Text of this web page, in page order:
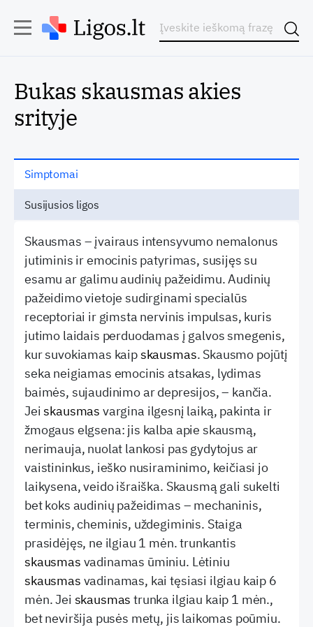
Bukas skausmas akies
srityje
Simptomai
Susijusios ligos
Skausmas – įvairaus intensyvumo nemalonus
jutiminis ir emocinis patyrimas, susijęs su
esamu ar galimu audinių pažeidimu. Audinių
pažeidimo vietoje sudirginami specialūs
receptoriai ir gimsta nervinis impulsas, kuris
jutimo laidais perduodamas į galvos smegenis,
kur suvokiamas kaipskausmas. Skausmo pojūtį
seka neigiamas emocinis atsakas, lydimas
baimės, sujaudinimo ar depresijos, – kančia.
Jeiskausmas vargina ilgesnį laiką, pakinta ir
žmogaus elgsena: jis kalba apie skausmą,
nerimauja, nuolat lankosi pas gydytojus ar
vaistininkus, ieško nusiraminimo, keičiasi jo
laikysena, veido išraiška. Skausmą gali sukelti
bet koks audinių pažeidimas – mechaninis,
terminis, cheminis, uždegiminis. Staiga
prasidėjęs, ne ilgiau 1 mėn. trunkantis
skausmas vadinamas ūminiu. Lėtiniu
skausmas vadinamas, kai tęsiasi ilgiau kaip 6
mėn. Jei skausmas trunka ilgiau kaip 1 mėn.,
bet neviršija pusės metų, jis laikomas poūmiu.